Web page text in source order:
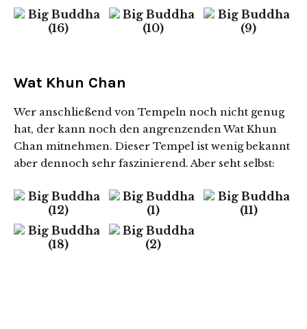
Wat Khun Chan
Wer anschließend von Tempeln noch nicht genug
hat, der kann noch den angrenzenden Wat Khun
Chan mitnehmen. Dieser Tempel ist wenig bekannt
aber dennoch sehr faszinierend. Aber seht selbst: